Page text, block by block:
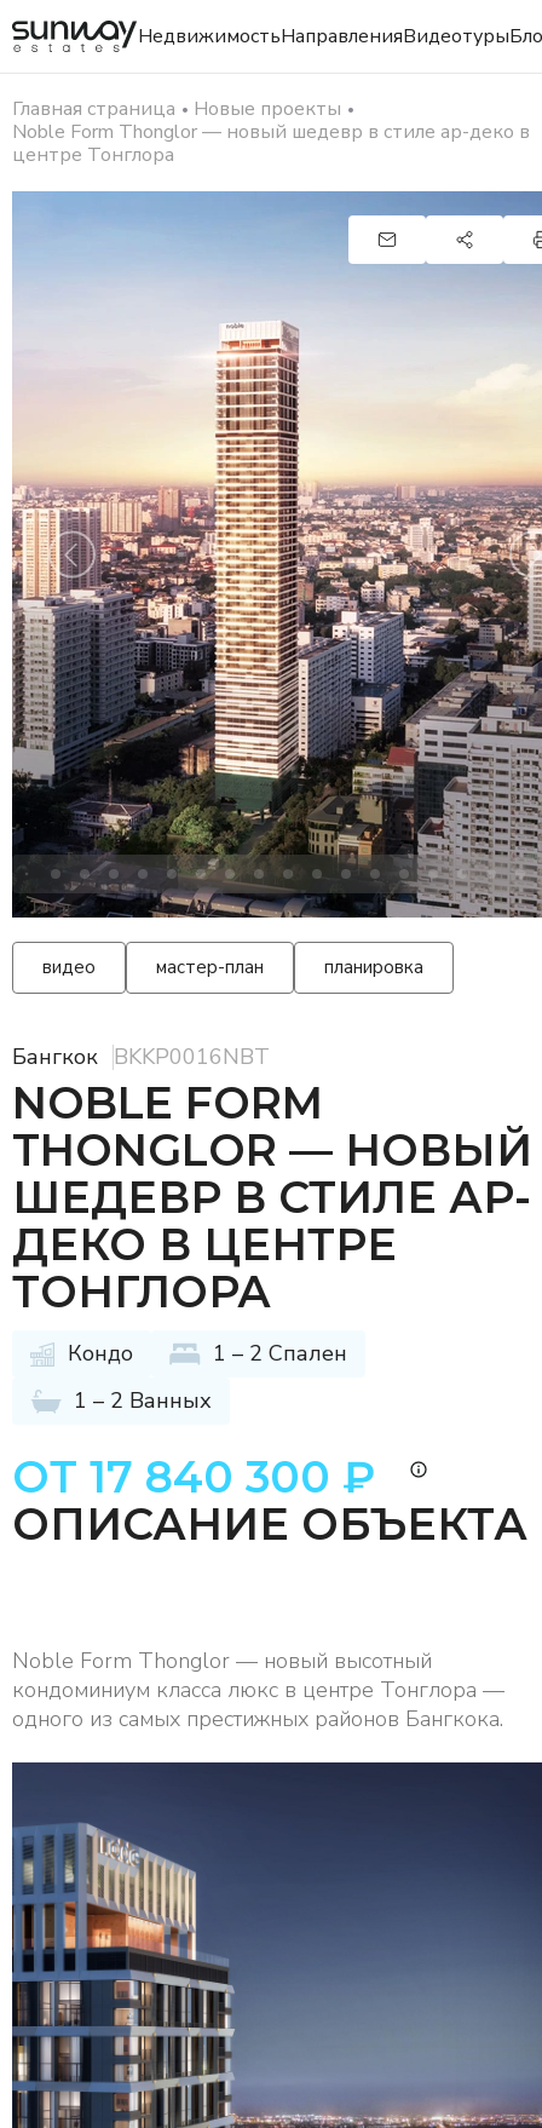
НедвижимостьНаправленияВидеотуры
Главная страница
Новые проекты
Noble Form Thonglor — новый шедевр в стиле ар-деко в
центре Тонглора
видео мастер-план планировка
Бангкок BKKP0016NBT
NOBLE FORM
THONGLOR — НОВЫЙ
ШЕДЕВР В СТИЛЕ АР-
ДЕКО В ЦЕНТРЕ
ТОНГЛОРА
Кондо
1 – 2 Спален
1 – 2 Ванных
ОТ 17 840 300 ₽
ОПИСАНИЕ ОБЪЕКТА
Noble Form Thonglor — новый высотный
кондоминиум класса люкс в центре Тонглора —
одного из самых престижных районов Бангкока.